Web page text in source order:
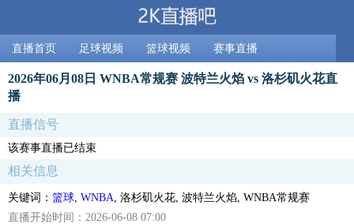
直播首页 足球视频 篮球视频 赛事直播
2026年06月08日 WNBA常规赛 波特兰火焰 vs 洛杉矶火花直
播
直播信号
该赛事直播已结束
相关信息
关键词： 篮球 WNBA , 洛杉矶火花, 波特兰火焰, WNBA常规赛
直播开始时间：2026-06-08 07:00